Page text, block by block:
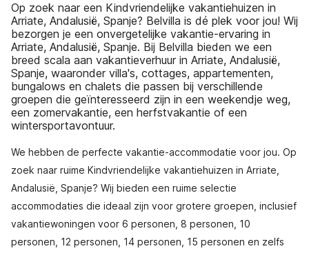
Op zoek naar een Kindvriendelijke vakantiehuizen in
Arriate, Andalusië, Spanje? Belvilla is dé plek voor jou! Wij
bezorgen je een onvergetelijke vakantie-ervaring in
Arriate, Andalusië, Spanje. Bij Belvilla bieden we een
breed scala aan vakantieverhuur in Arriate, Andalusië,
Spanje, waaronder villa's, cottages, appartementen,
bungalows en chalets die passen bij verschillende
groepen die geïnteresseerd zijn in een weekendje weg,
een zomervakantie, een herfstvakantie of een
wintersportavontuur.
We hebben de perfecte vakantie-accommodatie voor jou. Op
zoek naar ruime Kindvriendelijke vakantiehuizen in Arriate,
Andalusië, Spanje? Wij bieden een ruime selectie
accommodaties die ideaal zijn voor grotere groepen, inclusief
vakantiewoningen voor 6 personen, 8 personen, 10
personen, 12 personen, 14 personen, 15 personen en zelfs